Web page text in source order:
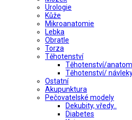
Urologie
Kůže
Mikroanatomie
Lebka
Obratle
Torza
Těhotenství
Těhotenství/
Těhotenství/
Ostatní
Akupunktura
Pečovatelské modely
Dekubity, vředy..
Diabetes